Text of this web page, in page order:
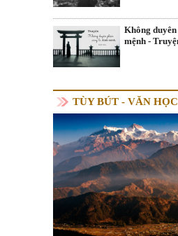
Không
mệnh -
TÙY BÚT - VĂN HỌC